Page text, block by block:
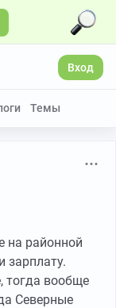
Вход
Темы
на районной
зарплату.
тогда вообще
Северные